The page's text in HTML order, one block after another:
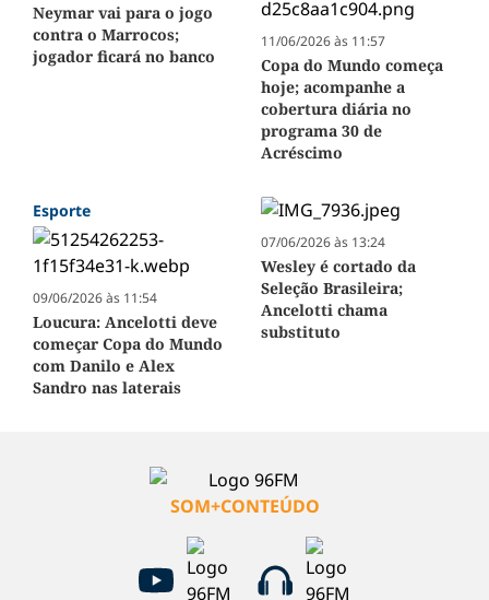
Neymar vai para o jogo
contra o Marrocos;
jogador ficará no banco
11/06/2026 às 11:57
Copa do Mundo começa
hoje; acompanhe a
cobertura diária no
programa 30 de
Acréscimo
Esporte
09/06/2026 às 11:54
Loucura: Ancelotti deve
começar Copa do Mundo
com Danilo e Alex
Sandro nas laterais
07/06/2026 às 13:24
Wesley é cortado da
Seleção Brasileira;
Ancelotti chama
substituto
SOM+CONTEÚDO